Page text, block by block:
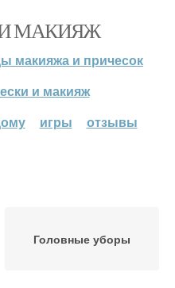
МАКИЯЖ
макияжа и причесок
и макияж
игры отзывы
Головные уборы